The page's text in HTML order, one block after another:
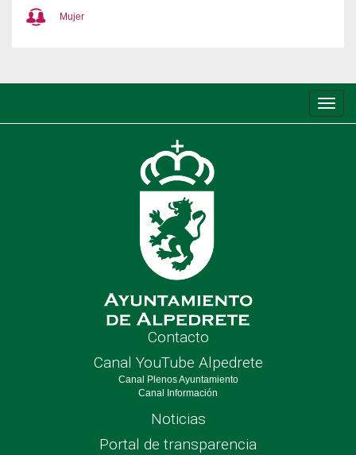
Mujer
de
Contacto
Canal YouTube Alpedrete
Canal Plenos Ayuntamiento
Canal Información
Noticias
Portal de transparencia